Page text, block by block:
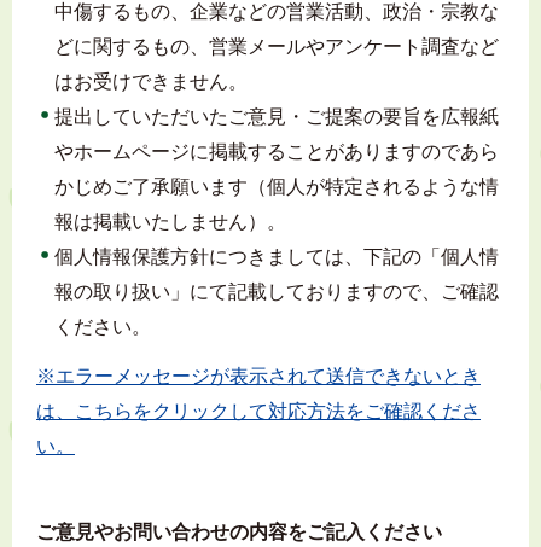
中傷するもの、企業などの営業活動、政治・宗教な
どに関するもの、営業メールやアンケート調査など
はお受けできません。
提出していただいたご意見・ご提案の要旨を広報紙
やホームページに掲載することがありますのであら
かじめご了承願います（個人が特定されるような情
報は掲載いたしません）。
個人情報保護方針につきましては、下記の「個人情
報の取り扱い」にて記載しておりますので、ご確認
ください。
※エラーメッセージが表示されて送信できないとき
は、こちらをクリックして対応方法をご確認くださ
い。
ご意見やお問い合わせの内容をご記入ください